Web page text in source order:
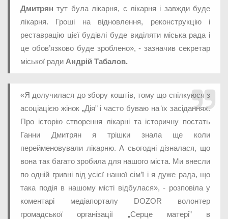
Дмитрян тут була лікарня, є лікарня і завжди буде
лікарня. Гроші на відновлення, реконструкцію і
реставрацію цієї будівлі буде виділяти міська рада і
це обов’язково буде зроблено», - зазначив секретар
міської ради Андрій Табалов.
«Я долучилася до збору коштів, тому що спілкуюся з
асоціацією жінок „Дія” і часто буваю на їх засіданнях.
Про історію створення лікарні та історичну постать
Ганни Дмитрян я трішки знала ще коли
перейменовували лікарню. А сьогодні дізналася, що
вона так багато зробила для нашого міста. Ми внесли
по одній гривні від усієї нашої сім’ї і я дуже рада, що
така подія в нашому місті відбулася», - розповіла у
коментарі медіапорталу DOZOR волонтер
громадської організації „Серце матері” в